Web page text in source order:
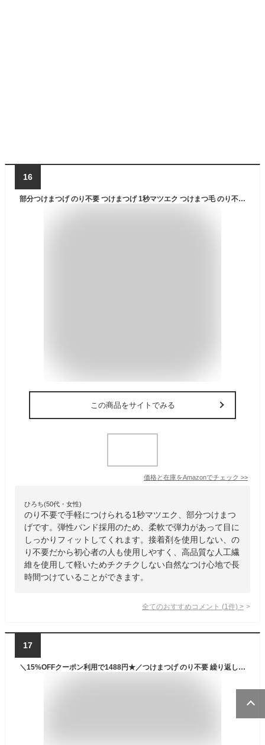
16
部分つけまつげ のり不要 つけまつげ 1秒マツエク つけまつ毛 のり不全 女優まつげ ナチュラル 束感 可愛い 超軽量人気 DIY アイメーク 粘着力強い 落ちにくい 短い 9mm のり付き 再利用可能 大容量 子供 初心者向け 学生 女性用 透明軸 弾性バンド のり併用可(055)
この商品をサイトでみる
価格と在庫をAmazonでチェック >>
ひろち(50代・女性)
のり不要で手軽につけられる1秒マツエク、部分つけまつ
げです。弾性バンド採用のため、柔軟で弾力があって目に
しっかりフィットしてくれます。接着剤を使用しない、の
り不要だから初心者の人も使用しやすく、高品質な人工繊
維を使用して軽いためチクチクしない自然なつけ心地で長
時間つけていることができます。
全てのおすすめコメント (1 件) >
17
＼15%OFFクーポン利用で1488円★／つけまつげ のり不要 繰り返し使える つけまつげ ナチュラル 専用保管 簡単時短 アイメイク マツエク まつ毛 睫毛 美容 コスメ 大きいサイズレディース ウォータープルーフ つけま